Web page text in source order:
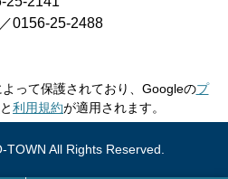
0156-25-2488
って保護されており、Googleのプ
と利用規約が適用されます。
TOWN All Rights Reserved.